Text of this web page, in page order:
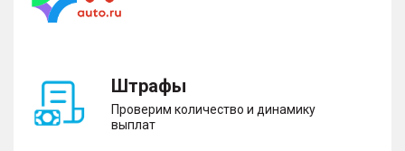
Штрафы
Проверим количество и динамику
выплат